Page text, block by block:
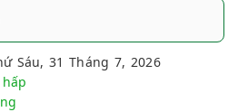
Sáu, 31 Tháng 7, 2026